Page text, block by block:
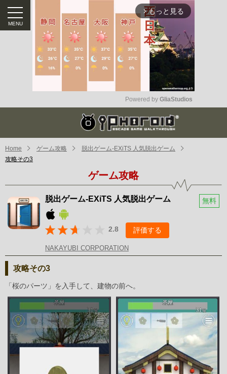
arrow_forward_ios もっと見る
Mute
Powered by GliaStudios
Home ゲーム攻略
脱出ゲーム-EXiTS 人気脱出ゲーム
攻略その3
ゲーム攻略
脱出ゲーム-EXiTS 人気脱出ゲーム 無料
2.8 評価する
NAKAYUBI CORPORATION
攻略その3
「桜のパーツ」を入手して、建物の前へ。